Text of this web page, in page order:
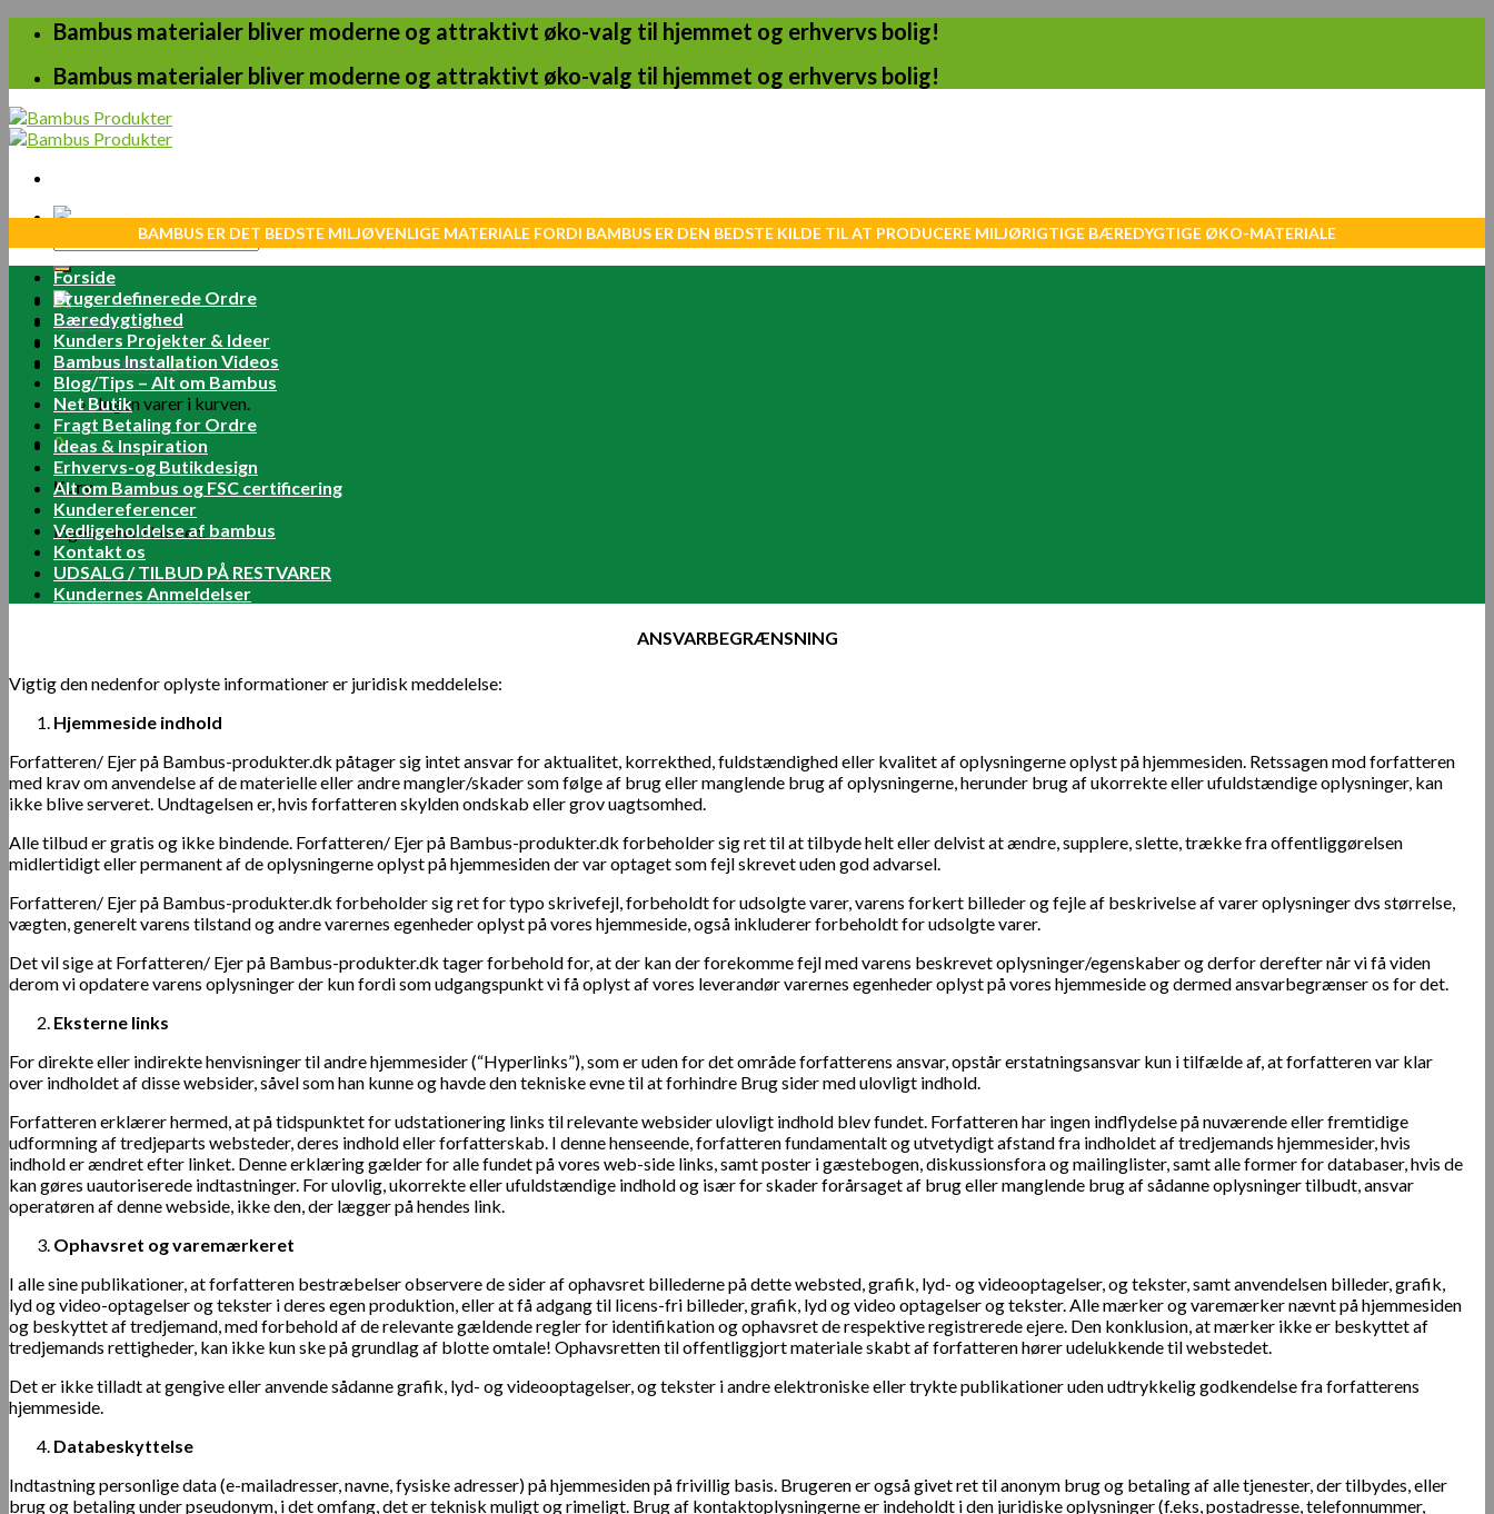
Skip
content
Bambus materialer bliver moderne og attraktivt øko-valg til hjemmet og erhvervs bolig!
Bambus materialer bliver moderne og attraktivt øko-valg til hjemmet og erhvervs bolig!
efter:
Log ind
Kurv /0.00kr.0
Ingen varer i kurven.
0
Kurv
Ingen varer i kurven.
BAMBUS ER DET BEDSTE MILJØVENLIGE MATERIALE FORDI BAMBUS ER DEN BEDSTE KILDE TIL AT PRODUCERE MILJØRIGTIGE BÆREDYGTIGE ØKO-MATERIALE
Forside
Brugerdefinerede Ordre
Bæredygtighed
Kunders Projekter & Ideer
Bambus Installation Videos
Blog/Tips – Alt om Bambus
Net Butik
Fragt Betaling for Ordre
Ideas & Inspiration
Erhvervs-og Butikdesign
Alt om Bambus og FSC certificering
Kundereferencer
Vedligeholdelse af bambus
Kontakt os
UDSALG / TILBUD PÅ RESTVARER
Kundernes Anmeldelser
ANSVARBEGRÆNSNING
Vigtig den nedenfor oplyste informationer er juridisk meddelelse:
Hjemmeside indhold
Forfatteren/ Ejer på Bambus-produkter.dk påtager sig intet ansvar for aktualitet, korrekthed, fuldstændighed eller kvalitet af oplysningerne oplyst på hjemmesiden. Retssagen mod forfatteren
med krav om anvendelse af de materielle eller andre mangler/skader som følge af brug eller manglende brug af oplysningerne, herunder brug af ukorrekte eller ufuldstændige oplysninger, kan
ikke blive serveret. Undtagelsen er, hvis forfatteren skylden ondskab eller grov uagtsomhed.
Alle tilbud er gratis og ikke bindende. Forfatteren/ Ejer på Bambus-produkter.dk forbeholder sig ret til at tilbyde helt eller delvist at ændre, supplere, slette, trække fra offentliggørelsen
midlertidigt eller permanent af de oplysningerne oplyst på hjemmesiden der var optaget som fejl skrevet uden god advarsel.
Forfatteren/ Ejer på Bambus-produkter.dk forbeholder sig ret for typo skrivefejl, forbeholdt for udsolgte varer, varens forkert billeder og fejle af beskrivelse af varer oplysninger dvs størrelse,
vægten, generelt varens tilstand og andre varernes egenheder oplyst på vores hjemmeside, også inkluderer forbeholdt for udsolgte varer.
Det vil sige at Forfatteren/ Ejer på Bambus-produkter.dk tager forbehold for, at der kan der forekomme fejl med varens beskrevet oplysninger/egenskaber og derfor derefter når vi få viden
derom vi opdatere varens oplysninger der kun fordi som udgangspunkt vi få oplyst af vores leverandør varernes egenheder oplyst på vores hjemmeside og dermed ansvarbegrænser os for det.
Eksterne links
For direkte eller indirekte henvisninger til andre hjemmesider (“Hyperlinks”), som er uden for det område forfatterens ansvar, opstår erstatningsansvar kun i tilfælde af, at forfatteren var klar
over indholdet af disse websider, såvel som han kunne og havde den tekniske evne til at forhindre Brug sider med ulovligt indhold.
Forfatteren erklærer hermed, at på tidspunktet for udstationering links til relevante websider ulovligt indhold blev fundet. Forfatteren har ingen indflydelse på nuværende eller fremtidige
udformning af tredjeparts websteder, deres indhold eller forfatterskab. I denne henseende, forfatteren fundamentalt og utvetydigt afstand fra indholdet af tredjemands hjemmesider, hvis
indhold er ændret efter linket. Denne erklæring gælder for alle fundet på vores web-side links, samt poster i gæstebogen, diskussionsfora og mailinglister, samt alle former for databaser, hvis de
kan gøres uautoriserede indtastninger. For ulovlig, ukorrekte eller ufuldstændige indhold og især for skader forårsaget af brug eller manglende brug af sådanne oplysninger tilbudt, ansvar
operatøren af ​​denne webside, ikke den, der lægger på hendes link.
Ophavsret og varemærkeret
I alle sine publikationer, at forfatteren bestræbelser observere de sider af ophavsret billederne på dette websted, grafik, lyd- og videooptagelser, og tekster, samt anvendelsen billeder, grafik,
lyd og video-optagelser og tekster i deres egen produktion, eller at få adgang til licens-fri billeder, grafik, lyd og video optagelser og tekster. Alle mærker og varemærker nævnt på hjemmesiden
og beskyttet af tredjemand, med forbehold af de relevante gældende regler for identifikation og ophavsret de respektive registrerede ejere. Den konklusion, at mærker ikke er beskyttet af
tredjemands rettigheder, kan ikke kun ske på grundlag af blotte omtale! Ophavsretten til offentliggjort materiale skabt af forfatteren hører udelukkende til webstedet.
Det er ikke tilladt at gengive eller anvende sådanne grafik, lyd- og videooptagelser, og tekster i andre elektroniske eller trykte publikationer uden udtrykkelig godkendelse fra forfatterens
hjemmeside.
Databeskyttelse
Indtastning personlige data (e-mailadresser, navne, fysiske adresser) på hjemmesiden på frivillig basis. Brugeren er også givet ret til anonym brug og betaling af alle tjenester, der tilbydes, eller
brug og betaling under pseudonym, i det omfang, det er teknisk muligt og rimeligt. Brug af kontaktoplysningerne er indeholdt i den juridiske oplysninger (f.eks, postadresse, telefonnummer,